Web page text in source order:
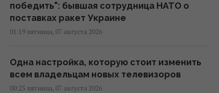
победить": бывшая сотрудница НАТО о
поставках ракет Украине
01:19 пятница, 07 августа 2026
Одна настройка, которую стоит изменить
всем владельцам новых телевизоров
00:25 пятница, 07 августа 2026